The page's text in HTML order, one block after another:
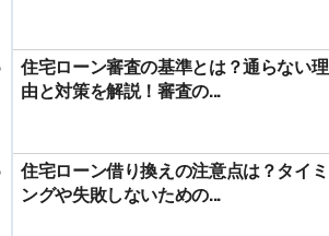
住宅ローン審査の基準とは？通らない理
由と対策を解説！審査の...
住宅ローン借り換えの注意点は？タイミ
ングや失敗しないための...